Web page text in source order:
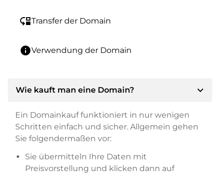
move_downTransfer der Domain
infoVerwendung der Domain
Wie kauft man eine Domain? expand_more
Ein Domainkauf funktioniert in nur wenigen
Schritten einfach und sicher. Allgemein gehen
Sie folgendermaßen vor:
Sie übermitteln Ihre Daten mit
Preisvorstellung und klicken dann auf